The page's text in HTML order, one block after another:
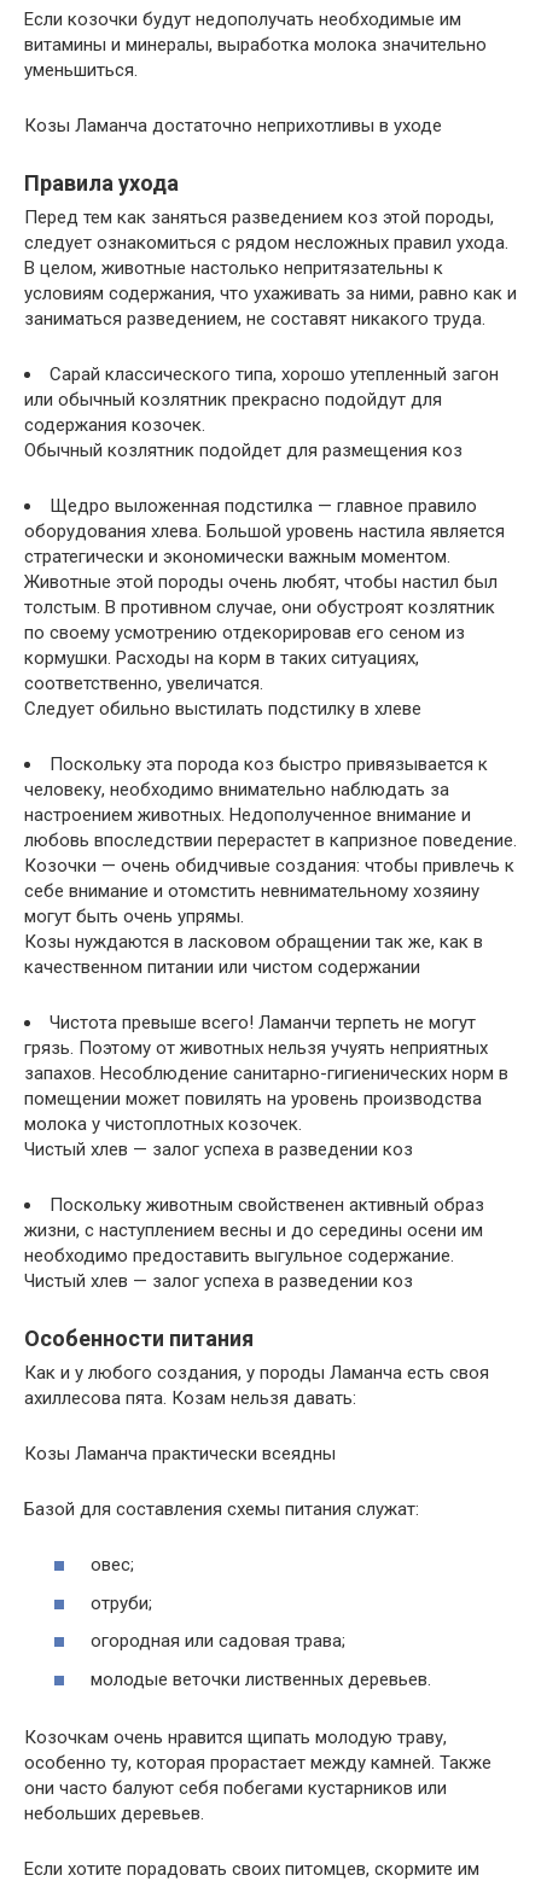
Если козочки будут недополучать необходимые им
витамины и минералы, выработка молока значительно
уменьшиться.
Козы Ламанча достаточно неприхотливы в уходе
Правила ухода
Перед тем как заняться разведением коз этой породы,
следует ознакомиться с рядом несложных правил ухода.
В целом, животные настолько непритязательны к
условиям содержания, что ухаживать за ними, равно как и
заниматься разведением, не составят никакого труда.
Сарай классического типа, хорошо утепленный загон
или обычный козлятник прекрасно подойдут для
содержания козочек.
Обычный козлятник подойдет для размещения коз
Щедро выложенная подстилка — главное правило
оборудования хлева. Большой уровень настила является
стратегически и экономически важным моментом.
Животные этой породы очень любят, чтобы настил был
толстым. В противном случае, они обустроят козлятник
по своему усмотрению отдекорировав его сеном из
кормушки. Расходы на корм в таких ситуациях,
соответственно, увеличатся.
Следует обильно выстилать подстилку в хлеве
Поскольку эта порода коз быстро привязывается к
человеку, необходимо внимательно наблюдать за
настроением животных. Недополученное внимание и
любовь впоследствии перерастет в капризное поведение.
Козочки — очень обидчивые создания: чтобы привлечь к
себе внимание и отомстить невнимательному хозяину
могут быть очень упрямы.
Козы нуждаются в ласковом обращении так же, как в
качественном питании или чистом содержании
Чистота превыше всего! Ламанчи терпеть не могут
грязь. Поэтому от животных нельзя учуять неприятных
запахов. Несоблюдение санитарно-гигиенических норм в
помещении может повилять на уровень производства
молока у чистоплотных козочек.
Чистый хлев — залог успеха в разведении коз
Поскольку животным свойственен активный образ
жизни, с наступлением весны и до середины осени им
необходимо предоставить выгульное содержание.
Чистый хлев — залог успеха в разведении коз
Особенности питания
Как и у любого создания, у породы Ламанча есть своя
ахиллесова пята. Козам нельзя давать:
Козы Ламанча практически всеядны
Базой для составления схемы питания служат:
овес;
отруби;
огородная или садовая трава;
молодые веточки лиственных деревьев.
Козочкам очень нравится щипать молодую траву,
особенно ту, которая прорастает между камней. Также
они часто балуют себя побегами кустарников или
небольших деревьев.
Если хотите порадовать своих питомцев, скормите им